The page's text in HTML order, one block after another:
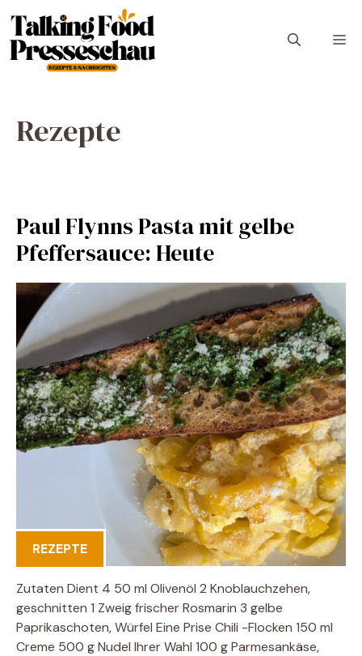
Inhalt
springen
Rezepte
Paul Flynns Pasta mit gelbe
Pfeffersauce: Heute
REZEPTE
Zutaten Dient 4 50 ml Olivenöl 2 Knoblauchzehen,
geschnitten 1 Zweig frischer Rosmarin 3 gelbe
Paprikaschoten, Würfel Eine Prise Chili -Flocken 150 ml
Creme 500 g Nudel Ihrer Wahl 100 g Parmesankäse,